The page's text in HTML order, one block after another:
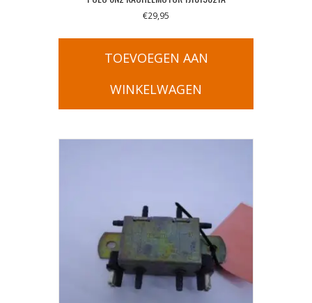
€29,95
TOEVOEGEN AAN
WINKELWAGEN